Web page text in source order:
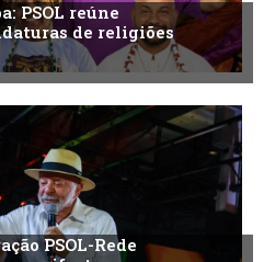
PSOL reúne
de religiões
PSOL-Rede